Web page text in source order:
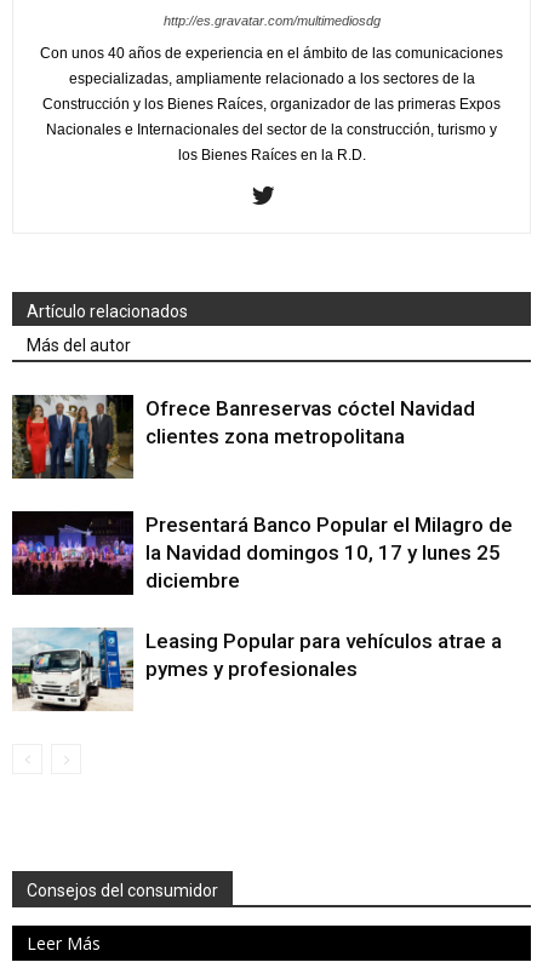
http://es.gravatar.com/multimediosdg
Con unos 40 años de experiencia en el ámbito de las comunicaciones
especializadas, ampliamente relacionado a los sectores de la
Construcción y los Bienes Raíces, organizador de las primeras Expos
Nacionales e Internacionales del sector de la construcción, turismo y
los Bienes Raíces en la R.D.
Artículo relacionados
Más del autor
Ofrece Banreservas cóctel Navidad
clientes zona metropolitana
Presentará Banco Popular el Milagro de
la Navidad domingos 10, 17 y lunes 25
diciembre
Leasing Popular para vehículos atrae a
pymes y profesionales
Consejos del consumidor
Leer Más